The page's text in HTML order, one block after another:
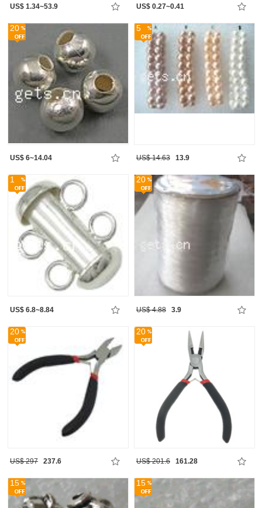
US$ 1.34~53.9 US$ 0.27~0.41
20
US$ 6~14.04
5
US$ 14.63 13.9
1
US$ 6.8~8.84
20
US$ 4.88 3.9
20
US$ 297 237.6
20
US$ 201.6 161.28
15 15